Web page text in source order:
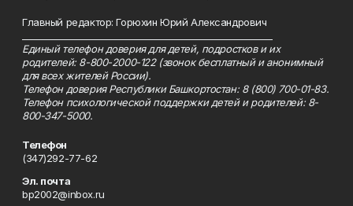
Главный редактор: Горюхин Юрий Александрович
Единый телефон доверия для детей, подростков и их
родителей: 8-800-2000-122 (звонок бесплатный и анонимный
для всех жителей России).
Телефон доверия Республики Башкортостан: 8 (800) 700-01-83.
Телефон психологической поддержки детей и родителей: 8-
800-347-5000.
Телефон
(347)292-77-62
Эл. почта
bp2002@inbox.ru